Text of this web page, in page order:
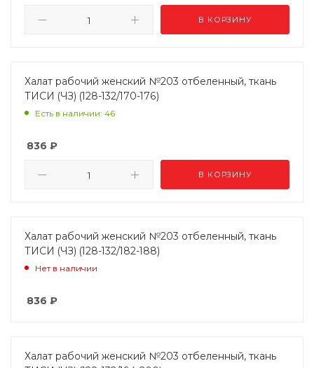
В КОРЗИНУ
Халат рабочий женский №203 отбеленный, ткань
ТИСИ (ЧЗ) (128-132/170-176)
Есть в наличии: 46
836 ₽
В КОРЗИНУ
Халат рабочий женский №203 отбеленный, ткань
ТИСИ (ЧЗ) (128-132/182-188)
Нет в наличии
836 ₽
Халат рабочий женский №203 отбеленный, ткань